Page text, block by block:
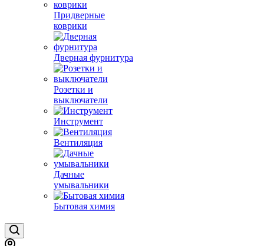
Придверные
коврики
Дверная фурнитура
Розетки и
выключатели
Инструмент
Вентиляция
Дачные
умывальники
Бытовая химия